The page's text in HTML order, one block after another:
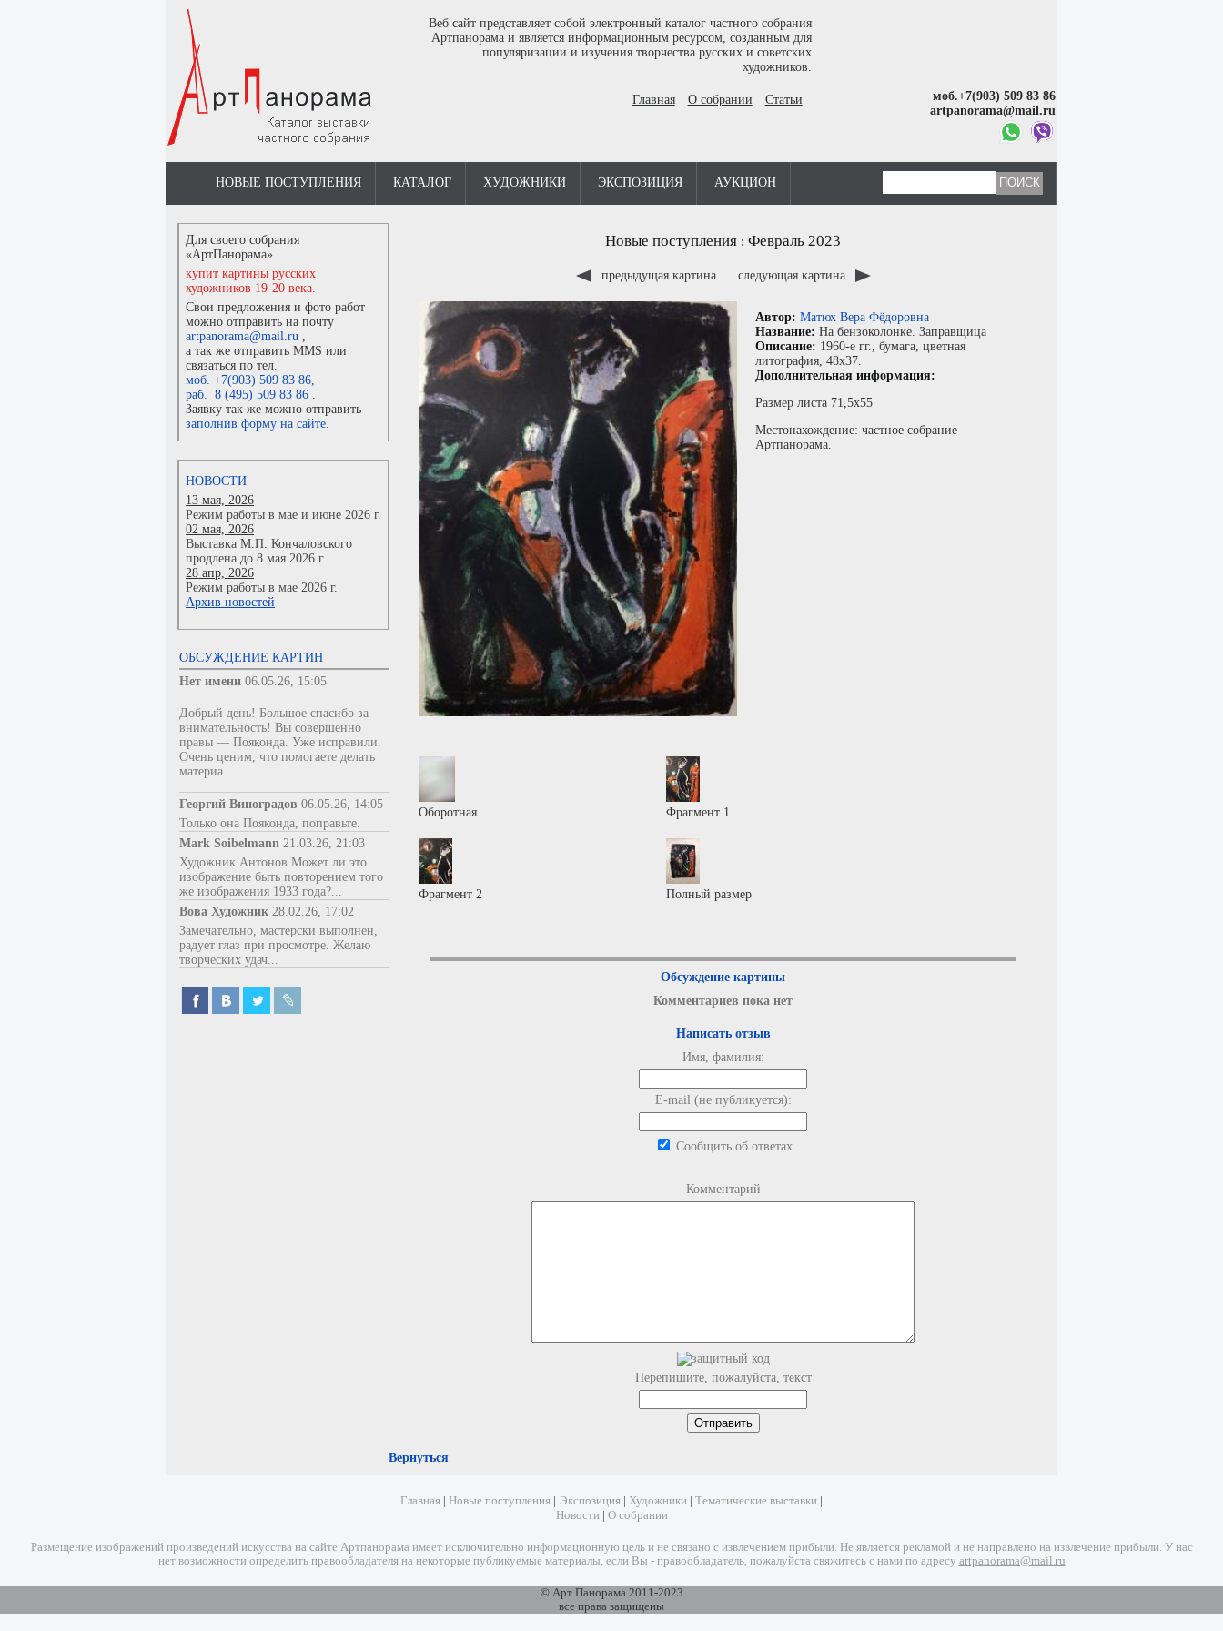
Веб сайт представляет собой электронный каталог частного собрания
Артпанорама и является информационным ресурсом, созданным для
популяризации и изучения творчества русских и советских
художников.
Главная О собрании Статьи
моб.+7(903) 509 83 86
artpanorama@mail.ru
НОВЫЕ ПОСТУПЛЕНИЯ КАТАЛОГ ХУДОЖНИКИ ЭКСПОЗИЦИЯ АУКЦИОН
Для своего собрания
«АртПанорама»
купит картины русских
художников 19-20 века.
Свои предложения и фото работ
можно отправить на почту
artpanorama@mail.ru ,
а так же отправить MMS или
связаться по тел.
моб. +7(903) 509 83 86,
раб. 8 (495) 509 83 86 .
Заявку так же можно отправить
заполнив форму на сайте.
НОВОСТИ
13 мая, 2026
Режим работы в мае и июне 2026 г.
02 мая, 2026
Выставка М.П. Кончаловского
продлена до 8 мая 2026 г.
28 апр, 2026
Режим работы в мае 2026 г.
Архив новостей
ОБСУЖДЕНИЕ КАРТИН
Нет имени 06.05.26, 15:05
Добрый день! Большое спасибо за
внимательность! Вы совершенно
правы — Пояконда. Уже исправили.
Очень ценим, что помогаете делать
материа...
Георгий Виноградов 06.05.26, 14:05
Только она Пояконда, поправьте.
Mark Soibelmann 21.03.26, 21:03
Художник Антонов Может ли это
изображение быть повторением того
же изображения 1933 года?...
Вова Художник 28.02.26, 17:02
Замечательно, мастерски выполнен,
радует глаз при просмотре. Желаю
творческих удач...
Новые поступления : Февраль 2023
предыдущая картина следующая картина
Автор: Матюх Вера Фёдоровна
Название: На бензоколонке. Заправщица
Описание: 1960-е гг., бумага, цветная
литография, 48x37.
Дополнительная информация:
Размер листа 71,5х55
Местонахождение: частное собрание
Артпанорама.
Оборотная Фрагмент 1
Фрагмент 2 Полный размер
Обсуждение картины
Комментариев пока нет
Написать отзыв
Имя, фамилия:
E-mail (не публикуется):
Сообщить об ответах
Комментарий
Перепишите, пожалуйста, текст
Вернуться
Главная Новые поступления Экспозиция Художники Тематические выставки
Новости| О собрании
Размещение изображений произведений искусства на сайте Артпанорама имеет исключительно информационную цель и не связано с извлечением прибыли. Не является рекламой и не направлено на извлечение прибыли. У нас
нет возможности определить правообладателя на некоторые публикуемые материалы, если Вы - правообладатель, пожалуйста свяжитесь с нами по адресу artpanorama@mail.ru
© Арт Панорама 2011-2023
все права защищены